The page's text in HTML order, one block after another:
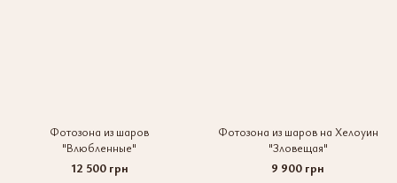
Фотозона из шаров
"Влюбленные"
12 500 грн
Фотозона из шаров на Хелоуин
"Зловещая"
9 900 грн